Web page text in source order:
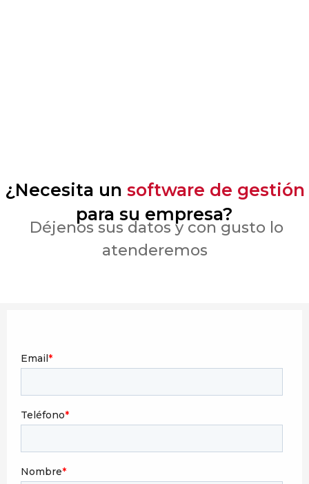
¿Necesita un software de gestión
para su empresa?
Déjenos sus datos y con gusto lo
atenderemos